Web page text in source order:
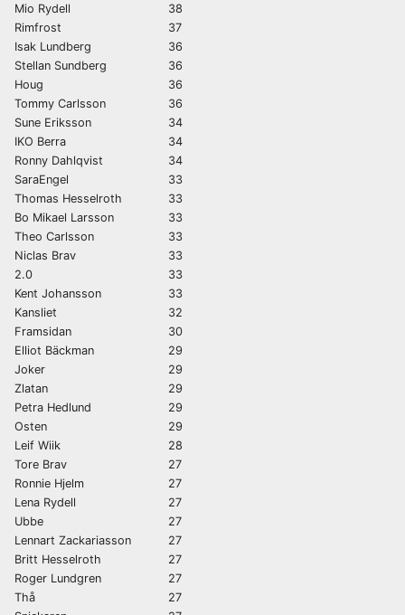
Mio Rydell
38
Rimfrost
37
Isak Lundberg
36
Stellan Sundberg
36
Houg
36
Tommy Carlsson
36
Sune Eriksson
34
IKO Berra
34
Ronny Dahlqvist
34
SaraEngel
33
Thomas Hesselroth
33
Bo Mikael Larsson
33
Theo Carlsson
33
Niclas Brav
33
2.0
33
Kent Johansson
33
Kansliet
32
Framsidan
30
Elliot Bäckman
29
Joker
29
Zlatan
29
Petra Hedlund
29
Osten
29
Leif Wiik
28
Tore Brav
27
Ronnie Hjelm
27
Lena Rydell
27
Ubbe
27
Lennart Zackariasson
27
Britt Hesselroth
27
Roger Lundgren
27
Thå
27